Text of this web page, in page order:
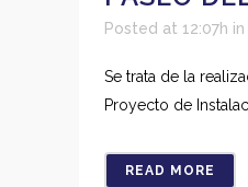
Posted at 12:07h in
Se trata de la
Proyecto de
READ MORE